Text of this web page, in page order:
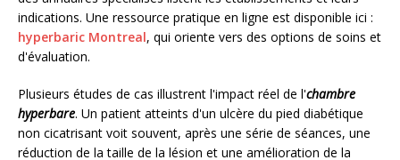
indications. Une ressource pratique en ligne est disponible ici :
hyperbaric Montreal, qui oriente vers des options de soins et
d'évaluation.
Plusieurs études de cas illustrent l'impact réel de l'chambre
hyperbare. Un patient atteints d'un ulcère du pied diabétique
non cicatrisant voit souvent, après une série de séances, une
réduction de la taille de la lésion et une amélioration de la